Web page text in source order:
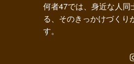
何者47では、身近な人
る、そのきっかけづくり
す。